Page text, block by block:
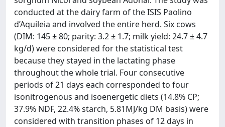
conducted at the dairy farm of the ISIS Paolino
d’Aquileia and involved the entire herd. Six cows
(DIM: 145 ± 80; parity: 3.2 ± 1.7; milk yield: 24.7 ± 4.7
kg/d) were considered for the statistical test
because they stayed in the lactating phase
throughout the whole trial. Four consecutive
periods of 21 days each corresponded to four
isonitrogenous and isoenergetic diets (14.8% CP;
37.9% NDF, 22.4% starch, 5.81MJ/kg DM basis) were
considered with transition phases of 12 days in